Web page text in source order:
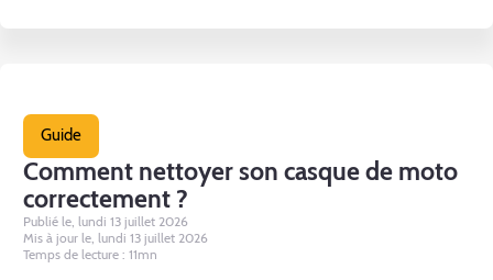
Guide
Comment nettoyer son casque de moto
correctement ?
Publié le, lundi 13 juillet 2026
Mis à jour le, lundi 13 juillet 2026
Temps de lecture : 11mn